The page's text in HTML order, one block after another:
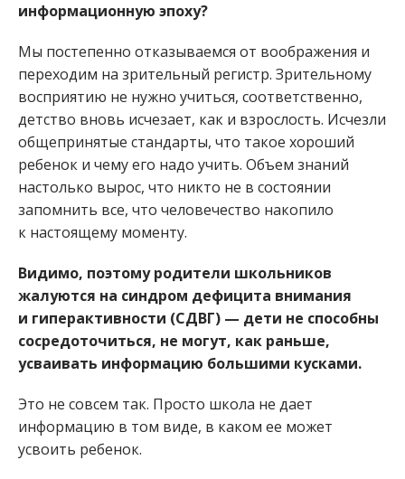
информационную эпоху?
Мы постепенно отказываемся от воображения и
переходим на зрительный регистр. Зрительному
восприятию не нужно учиться, соответственно,
детство вновь исчезает, как и взрослость. Исчезли
общепринятые стандарты, что такое хороший
ребенок и чему его надо учить. Объем знаний
настолько вырос, что никто не в состоянии
запомнить все, что человечество накопило
к настоящему моменту.
Видимо, поэтому родители школьников
жалуются на синдром дефицита внимания
и гиперактивности (СДВГ) — дети не способны
сосредоточиться, не могут, как раньше,
усваивать информацию большими кусками.
Это не совсем так. Просто школа не дает
информацию в том виде, в каком ее может
усвоить ребенок.